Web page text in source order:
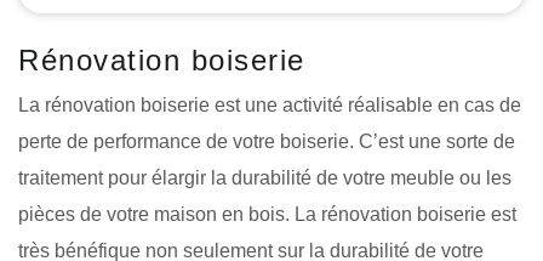
Rénovation boiserie
La rénovation boiserie est une activité réalisable en cas de
perte de performance de votre boiserie. C’est une sorte de
traitement pour élargir la durabilité de votre meuble ou les
pièces de votre maison en bois. La rénovation boiserie est
très bénéfique non seulement sur la durabilité de votre